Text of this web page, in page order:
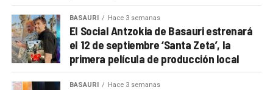
BASAURI Hace 3 semanas
El Social Antzokia de Basauri estrenará
el 12 de septiembre ‘Santa Zeta’, la
primera película de producción local
BASAURI Hace 3 semanas